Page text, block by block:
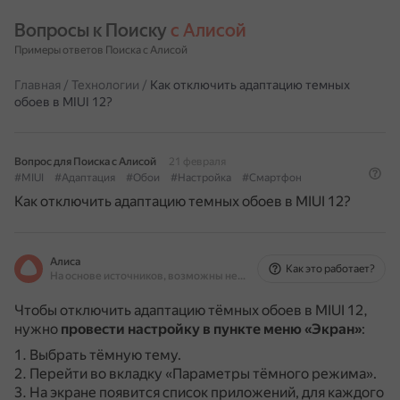
Вопросы к Поиску с Алисой
Примеры ответов Поиска с Алисой
Главная / Технологии / Как отключить адаптацию темных
обоев в MIUI 12?
Вопрос для Поиска с Алисой
21 февраля
#MIUI
#Адаптация #Обои #Настройка #Смартфон
Как отключить адаптацию темных обоев в MIUI 12?
Алиса
На основе источников, возможны неточности
Как это работает?
Чтобы отключить адаптацию тёмных обоев в MIUI 12,
нужно провести настройку в пункте меню «Экран»:
Выбрать тёмную тему.
Перейти во вкладку «Параметры тёмного режима».
На экране появится список приложений, для каждого